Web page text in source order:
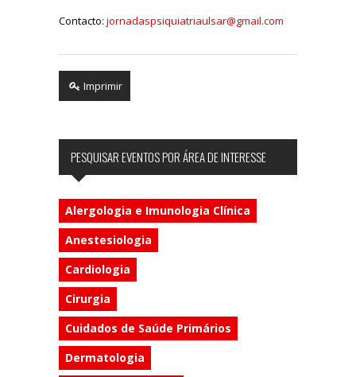
Contacto: jornadaspsiquiatriaulsar@gmail.com
Imprimir
PESQUISAR EVENTOS POR ÁREA DE INTERESSE
Alergologia e Imunologia Clínica
Anestesiologia
Cardiologia
Cirurgia
Cuidados de Saúde Primários
Dermatologia